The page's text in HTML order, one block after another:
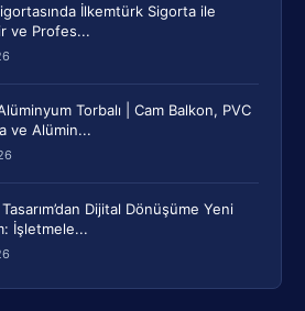
İlkemtürk Sigorta ile
ve Profes...
Torbalı | Cam Balkon, PVC
ve Alümin...
Dijital Dönüşüme Yeni
İşletmele...